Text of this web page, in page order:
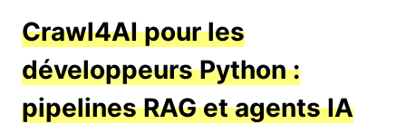
Crawl4AI pour les
développeurs Python :
pipelines RAG et agents IA